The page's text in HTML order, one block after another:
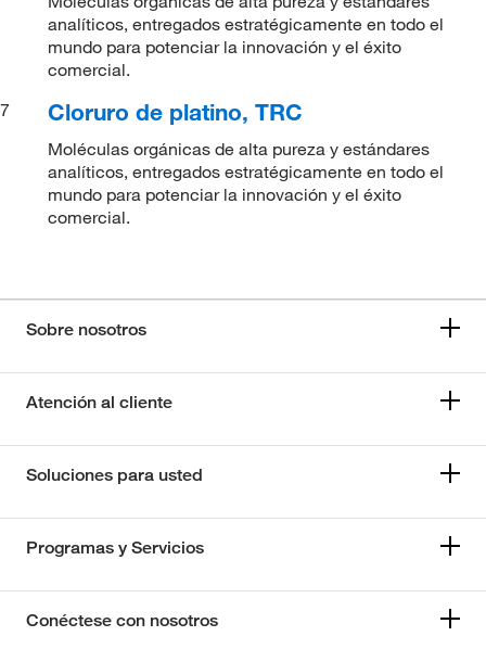
analíticos, entregados estratégicamente en todo el
mundo para potenciar la innovación y el éxito
comercial.
7
Cloruro de platino, TRC
Moléculas orgánicas de alta pureza y estándares
analíticos, entregados estratégicamente en todo el
mundo para potenciar la innovación y el éxito
comercial.
Sobre nosotros
Atención al cliente
Soluciones para usted
Programas y Servicios
Conéctese con nosotros